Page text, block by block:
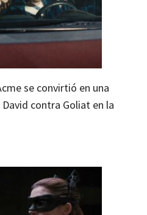
se convirtió en una
contra Goliat en la